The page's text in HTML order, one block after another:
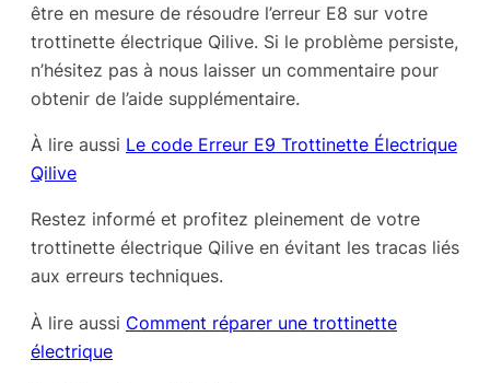
être en mesure de résoudre l’erreur E8 sur votre
trottinette électrique Qilive. Si le problème persiste,
n’hésitez pas à nous laisser un commentaire pour
obtenir de l’aide supplémentaire.
À lire aussi Le code Erreur E9 Trottinette Électrique
Qilive
Restez informé et profitez pleinement de votre
trottinette électrique Qilive en évitant les tracas liés
aux erreurs techniques.
À lire aussi Comment réparer une trottinette
électrique